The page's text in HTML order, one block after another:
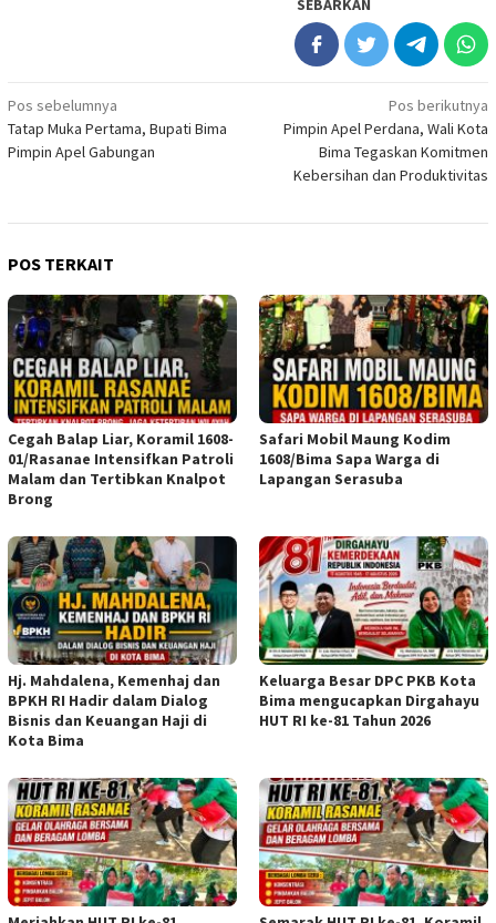
SEBARKAN
Navigasi
pos
Pos sebelumnya
Tatap Muka Pertama, Bupati Bima
Pimpin Apel Gabungan
Pos berikutnya
Pimpin Apel Perdana, Wali Kota
Bima Tegaskan Komitmen
Kebersihan dan Produktivitas
POS TERKAIT
Cegah Balap Liar, Koramil 1608-
01/Rasanae Intensifkan Patroli
Malam dan Tertibkan Knalpot
Brong
Safari Mobil Maung Kodim
1608/Bima Sapa Warga di
Lapangan Serasuba
Hj. Mahdalena, Kemenhaj dan
BPKH RI Hadir dalam Dialog
Bisnis dan Keuangan Haji di
Kota Bima
Keluarga Besar DPC PKB Kota
Bima mengucapkan Dirgahayu
HUT RI ke-81 Tahun 2026